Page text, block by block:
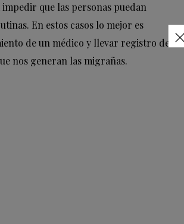
que las personas puedan
En estos casos lo mejor es
de un médico y llevar registro de
nos generan las migrañas.